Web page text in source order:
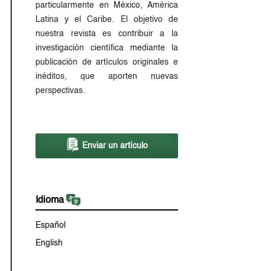
particularmente en México, América
Latina y el Caribe. El objetivo de
nuestra revista es contribuir a la
investigación científica mediante la
publicación de artículos originales e
inéditos, que aporten nuevas
perspectivas.
Enviar un artículo
Idioma
Español
English